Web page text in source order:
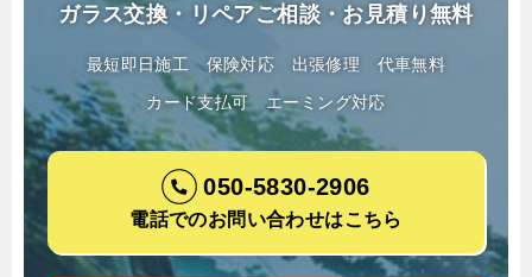
ガラス交換・リペアご相談・お見積り無料
最短即日施工 保険対応 出張修理
代車無料
カード支払可
エーミング対応
050-5830-2906
電話でのお問い合わせはこちら